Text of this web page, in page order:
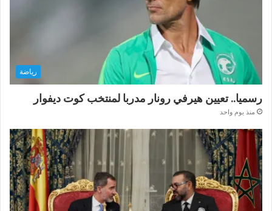
رياضة
رسميا.. تعيين هيرفي رونار مدربا لمنتخب كوت ديفوار
منذ يوم واحد